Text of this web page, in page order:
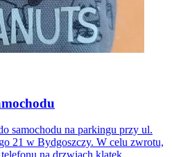
samochodu na parkingu przy ul.
21 w Bydgoszczy. W celu zwrotu,